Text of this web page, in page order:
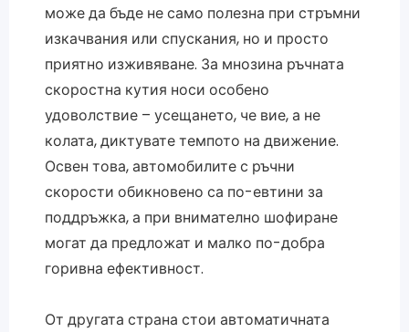
може да бъде не само полезна при стръмни
изкачвания или спускания, но и просто
приятно изживяване. За мнозина ръчната
скоростна кутия носи особено
удоволствие – усещането, че вие, а не
колата, диктувате темпото на движение.
Освен това, автомобилите с ръчни
скорости обикновено са по-евтини за
поддръжка, а при внимателно шофиране
могат да предложат и малко по-добра
горивна ефективност.
От другата страна стои автоматичната